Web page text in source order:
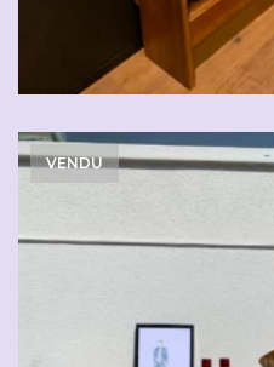
VENDU